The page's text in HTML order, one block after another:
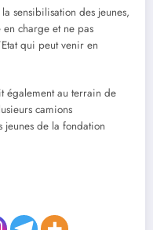
sensibilisation des jeunes,
charge et ne pas
qui peut venir en
également au terrain de
camions
jeunes de la fondation